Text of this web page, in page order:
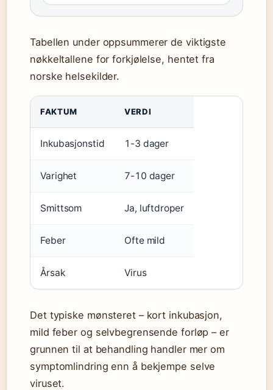
Tabellen under oppsummerer de viktigste
nøkkeltallene for forkjølelse, hentet fra
norske helsekilder.
FAKTUM VERDI
Inkubasjonstid 1-3 dager
Varighet 7-10 dager
Smittsom Ja, luftdroper
Feber Ofte mild
Årsak Virus
Det typiske mønsteret – kort inkubasjon,
mild feber og selvbegrensende forløp – er
grunnen til at behandling handler mer om
symptomlindring enn å bekjempe selve
viruset.